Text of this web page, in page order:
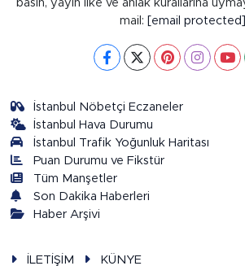
basın, yayın ilke ve ahlak kurallarına
mail:
[email protected]
İstanbul Nöbetçi Eczaneler
İstanbul Hava Durumu
İstanbul Trafik Yoğunluk Haritası
Puan Durumu ve Fikstür
Tüm Manşetler
Son Dakika Haberleri
Haber Arşivi
İLETİŞİM KÜNYE